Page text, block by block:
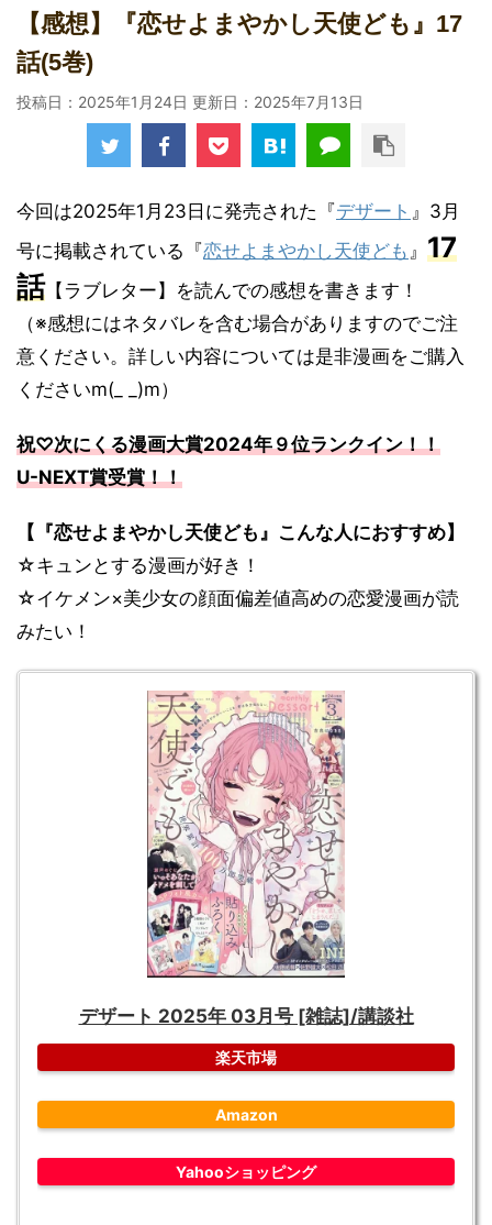
【感想】『恋せよまやかし天使ども』17
話(5巻)
投稿日：2025年1月24日 更新日： 2025年7月13日
今回は2025年1月23日に発売された『デザート 』3月
号に掲載されている『恋せよまやかし天使ども 』 17
話【ラブレター】を読んでの感想を書きます！
（※感想にはネタバレを含む場合がありますのでご注
意ください。詳しい内容については是非漫画をご購入
くださいm(_ _)m）
祝♡次にくる漫画大賞2024年９位ランクイン！！
U-NEXT賞受賞！！
【『恋せよまやかし天使ども』こんな人におすすめ】
☆キュンとする漫画が好き！
☆イケメン×美少女の顔面偏差値高めの恋愛漫画が読
みたい！
デザート 2025年 03月号 [雑誌]/講談社
楽天市場
Amazon
Yahooショッピング